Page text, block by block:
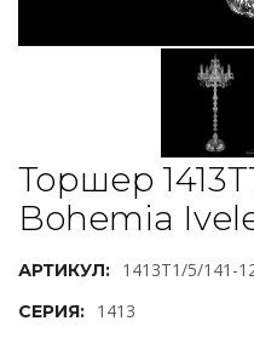
Торшер
Bohemia
АРТИКУЛ: 1413T1/5/141-
СЕРИЯ: 1413